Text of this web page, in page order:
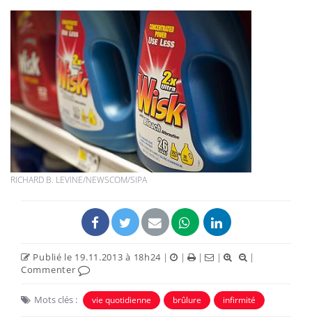
RICHARD B. LEVINE/NEWSCOM/SIPA
Publié le 19.11.2013 à 18h24 | | | |
|
Commenter
Mots clés : vie quotidienne brûlure infirmité